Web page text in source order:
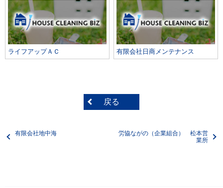
ライフアップＡＣ 有限会社日商メンテナンス
戻る
有限会社地中海
労協ながの（企業組合） 松本営
業所